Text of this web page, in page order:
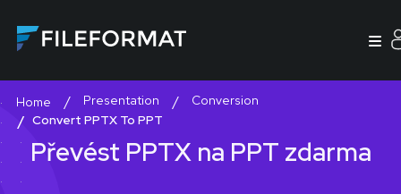
Home Presentation
Conversion
Convert PPTX To PPT
Převést PPTX na PPT zdarma